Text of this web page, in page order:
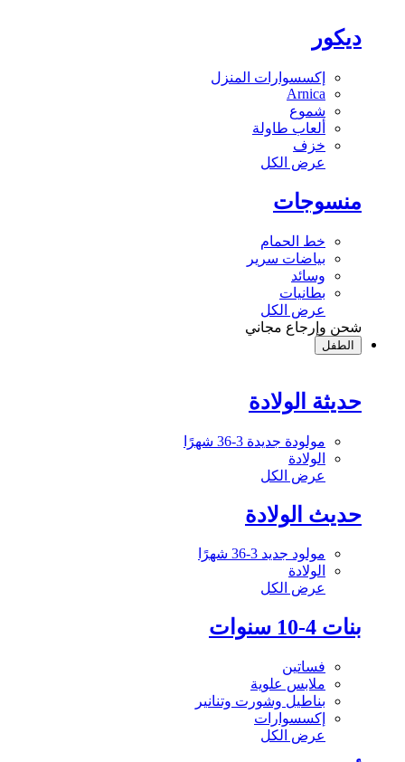
ديكور
إكسسوارات المنزل
Arnica
شموع
ألعاب طاولة
خزف
عرض الكل
منسوجات
خط الحمام
بياضات سرير
وسائد
بطانيات
عرض الكل
شحن وإرجاع مجاني
الطفل
حديثة الولادة
مولودة جديدة 3-36 شهرًا
الولادة
عرض الكل
حديث الولادة
مولود جديد 3-36 شهرًا
الولادة
عرض الكل
بنات 4-10 سنوات
فساتين
ملابس علوية
بناطيل وشورت وتنانير
إكسسوارات
عرض الكل